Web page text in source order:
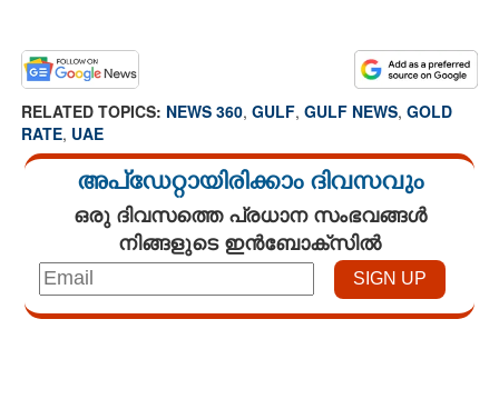
RELATED TOPICS: NEWS 360, GULF, GULF NEWS, GOLD
RATE, UAE
അപ്ഡേറ്റായിരിക്കാം ദിവസവും
ഒരു ദിവസത്തെ പ്രധാന സംഭവങ്ങൾ
നിങ്ങളുടെ ഇൻബോക്സിൽ